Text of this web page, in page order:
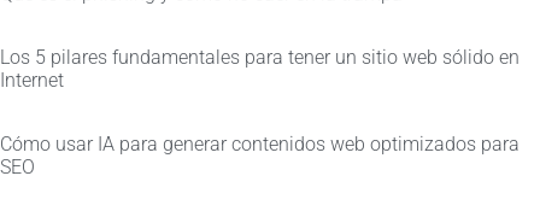
Los 5 pilares fundamentales para tener un sitio web sólido en
Internet
Cómo usar IA para generar contenidos web optimizados para
SEO